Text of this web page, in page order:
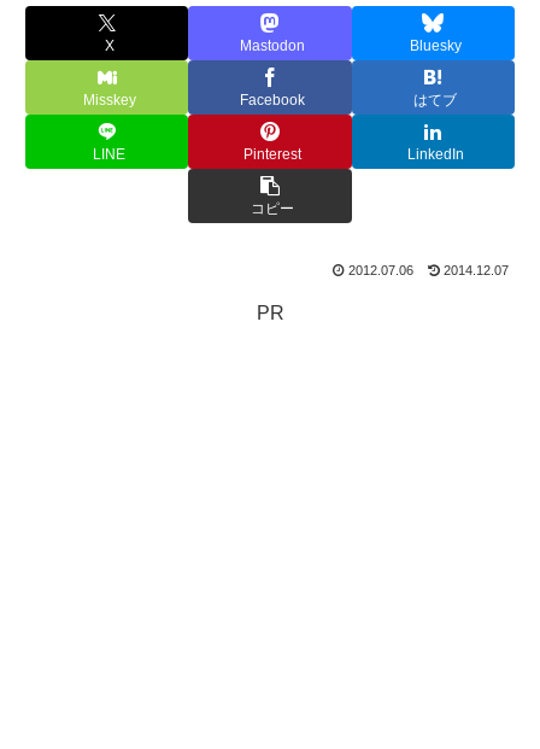
X Mastodon Bluesky
Misskey Facebook はてブ
LINE Pinterest LinkedIn
コピー
2012.07.06 2014.12.07
PR